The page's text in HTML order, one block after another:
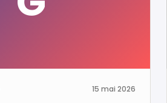
15 mai 2026